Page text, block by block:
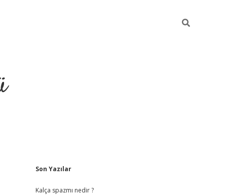
Sidebar
Son Yazılar
Kalça spazmı nedir ?